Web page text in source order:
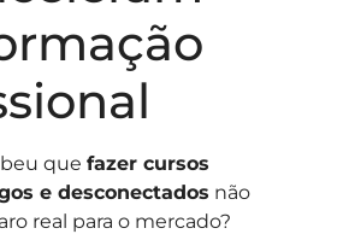
que fazer cursos
e desconectados não
real para o mercado?